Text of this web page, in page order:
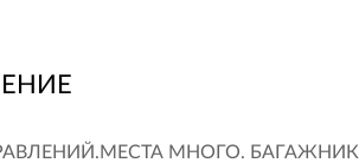
МНОГО. БАГАЖНИК